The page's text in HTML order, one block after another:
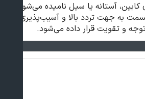
کابین، آستانه یا سیل نامیده می‌شود.
به جهت تردد بالا و آسیب‌پذیری
و تقویت قرار داده می‌شود.